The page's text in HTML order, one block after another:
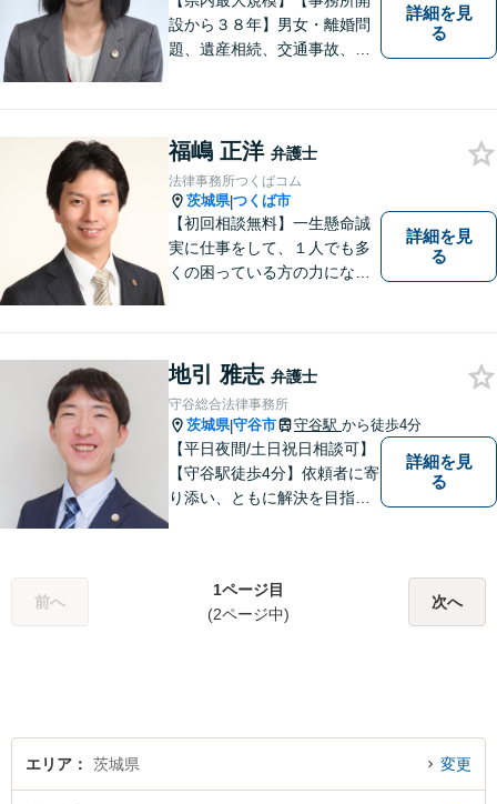
設から３８年】男女・離婚問
題、遺産相続、交通事故、労
りごとがあればお気軽にご相
談ください！お一人おひとり
に誠実に向き合います。
詳細を見
る
福嶋 正洋 弁護士
法律事務所つくばコム
茨城県|つくば市
【初回相談無料】一生懸命誠
実に仕事をして、１人でも多
くの困っている方の力にな
事案かどうかも含め、私が親
切・丁寧にご対応致します。
ぜひご相談ください。
詳細を見
る
地引 雅志 弁護士
守谷総合法律事務所
茨城県|守谷市 守谷駅 から徒歩4分
【平日夜間/土日祝日相談可】
【守谷駅徒歩4分】依頼者に寄
り添い、ともに解決を目指し
詳細を見
る
前へ
1ページ目
(2ページ中)
次へ
エリア 茨城県 変更